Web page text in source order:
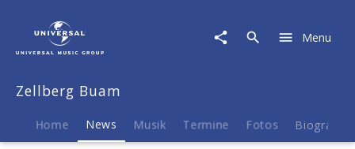
News
„Zellbergbuam
28.05.2010
Menu
Zellberg Buam
Home News Musik Termine Fotos Biografie